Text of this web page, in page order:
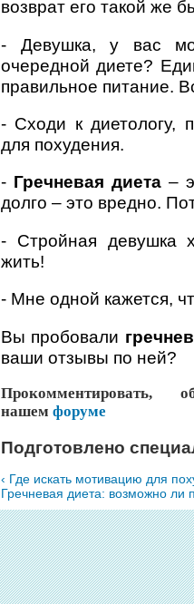
возврат его такой же
- Девушка, у вас
очередной диете?
правильное питание.
- Сходи к диетологу,
для похудения.
- Гречневая диета–
долго – это вредно.
- Стройная девушка
жить!
- Мне одной кажется,
Вы пробовали
ваши отзывы по ней?
нашемфоруме
Подготовлено
‹ Где искать мотивацию для
Гречневая диета: возможно ли